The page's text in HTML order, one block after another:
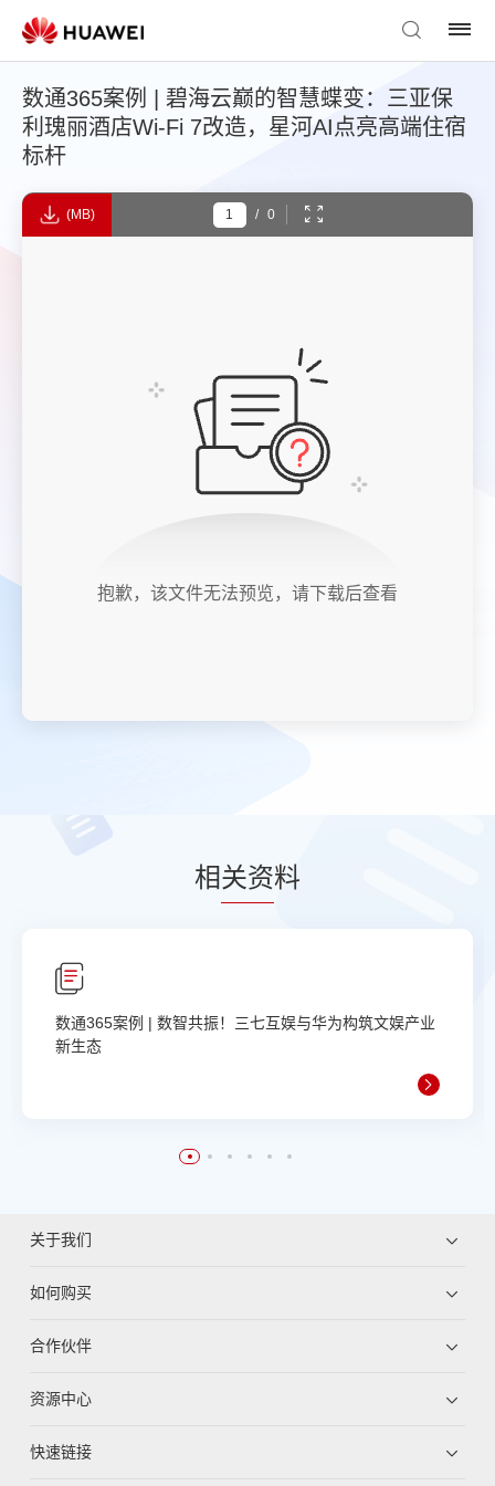
数通365案例 | 碧海云巅的智慧蝶变：三亚保
利瑰丽酒店Wi-Fi 7改造，星河AI点亮高端住宿
标杆
(MB) / 0
抱歉，该文件无法预览，请下载后查看
相关资料
数通365案例 | 数智共振！三七互娱与华为构筑文娱产业
新生态
关于我们
如何购买
合作伙伴
资源中心
快速链接